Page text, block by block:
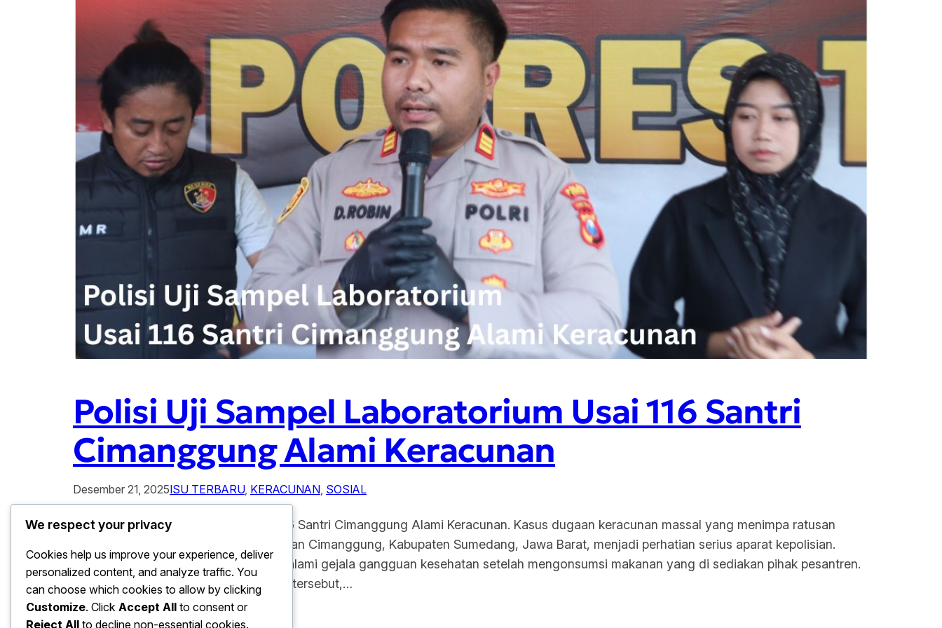
Polisi Uji Sampel Laboratorium Usai 116 Santri
Cimanggung Alami Keracunan
Desember 21, 2025ISU TERBARU, KERACUNAN, SOSIAL
Polisi Uji Sampel Laboratorium Usai 116 Santri Cimanggung Alami Keracunan. Kasus dugaan keracunan massal yang menimpa ratusan
santri di sebuah pesantren di Kecamatan Cimanggung, Kabupaten Sumedang, Jawa Barat, menjadi perhatian serius aparat kepolisian.
Sebanyak 116 santri di laporkan mengalami gejala gangguan kesehatan setelah mengonsumsi makanan yang di sediakan pihak pesantren.
Untuk memastikan penyebab kejadian tersebut,…
We respect your privacy
Cookies help us improve your experience, deliver
personalized content, and analyze traffic. You
can choose which cookies to allow by clicking
Customize. Click Accept All to consent or
Reject All to decline non-essential cookies.